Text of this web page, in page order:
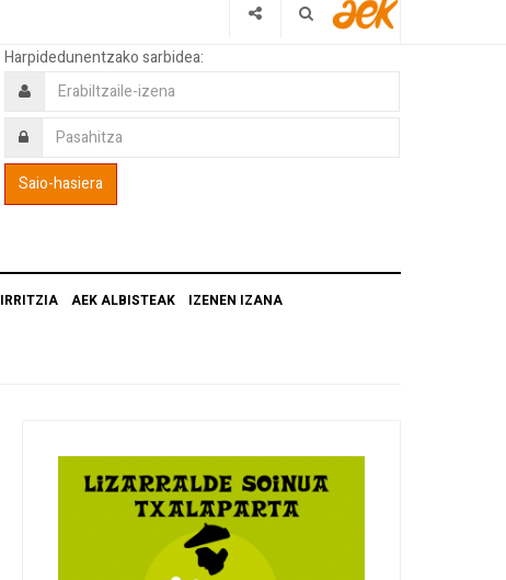
Harpidedunentzako sarbidea:
IRRITZIA AEK ALBISTEAK IZENEN IZANA